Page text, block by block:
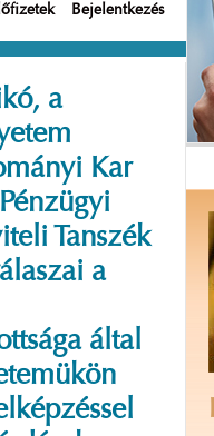
Bejelentkezés
a
Kar
Tanszék
a
által